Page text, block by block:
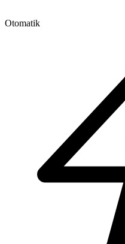
Otomatik